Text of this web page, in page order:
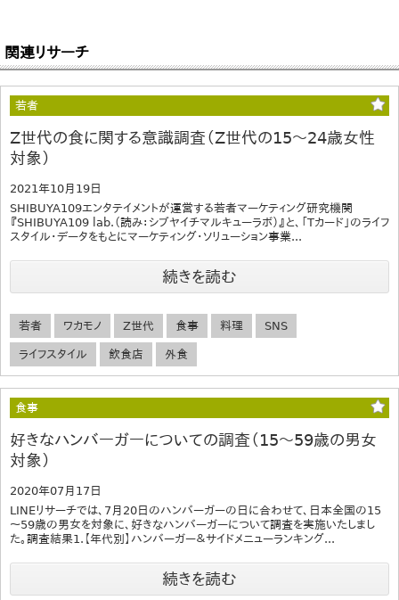
関連リサーチ
若者
Z世代の食に関する意識調査（Z世代の15～24歳女性
対象）
2021年10月19日
SHIBUYA109エンタテイメントが運営する若者マーケティング研究機関
『SHIBUYA109 lab.（読み：シブヤイチマルキューラボ）』と、「Tカード」のライフ
スタイル・データをもとにマーケティング・ソリューション事業...
続きを読む
若者 ワカモノ Z世代 食事 料理 SNS
ライフスタイル 飲食店 外食
食事
好きなハンバーガーについての調査（15～59歳の男女
対象）
2020年07月17日
LINEリサーチでは、7月20日のハンバーガーの日に合わせて、日本全国の15
～59歳の男女を対象に、好きなハンバーガーについて調査を実施いたしまし
た。調査結果1.【年代別】ハンバーガー＆サイドメニューランキング...
続きを読む